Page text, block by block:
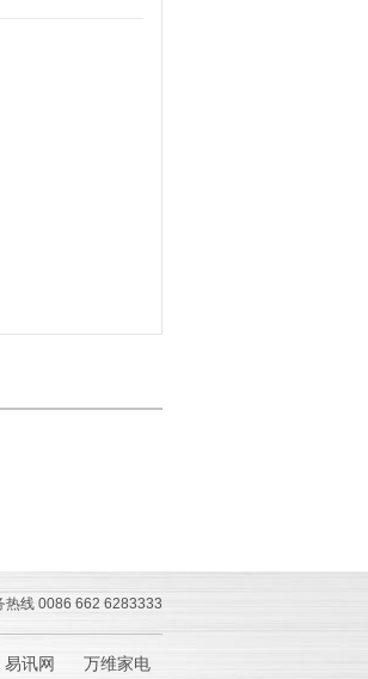
热线 0086 662 6283333
讯网 万维家电